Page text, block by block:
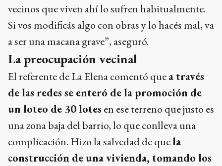
vecinos que viven ahí lo sufren habitualmente.
Si vos modificás algo con obras y lo hacés mal, va
a ser una macana grave”, aseguró.
La preocupación vecinal
El referente de La Elena comentó quea través
de las redes se enteró de la promoción de
un loteo de 30 lotes en ese terreno que justo es
una zona baja del barrio, lo que conlleva una
complicación. Hizo la salvedad de quela
construcción de una vivienda, tomando los